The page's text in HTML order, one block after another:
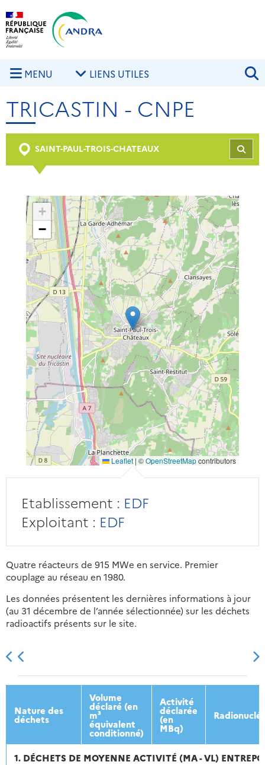
Aller au contenu principal
MENU LIENS UTILES
TRICASTIN - CNPE
SAINT-PAUL-TROIS-CHATEAUX
+
−
Leaflet | ©OpenStreetMapcontributors
Etablissement : EDF
Exploitant : EDF
Quatre réacteurs de 915 MWe en service. Premier
couplage au réseau en 1980.
Les données présentent les dernières informations à jour
(au 31 décembre de l’année sélectionnée) sur les déchets
radioactifs présents sur le site.
2013 2014 2015 2016
Nature des
déchets
Volume
déclaré (en
m³
équivalent
conditionné)
Activité
déclarée
(en
MBq)
1. DÉCHETS DE MOYENNE ACTIVITÉ (MA - VL)